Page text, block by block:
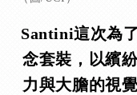
Santini這次為
念套裝，以繽
力與大膽的視